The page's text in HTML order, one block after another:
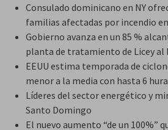
Consulado dominicano en NY
familias afectadas por incendio
Gobierno avanza en un 85 %
planta de tratamiento de Licey al
EEUU estima temporada de
menor a la media con hasta 6
Líderes del sector energético y
Santo Domingo
El nuevo aumento “de un 100%”